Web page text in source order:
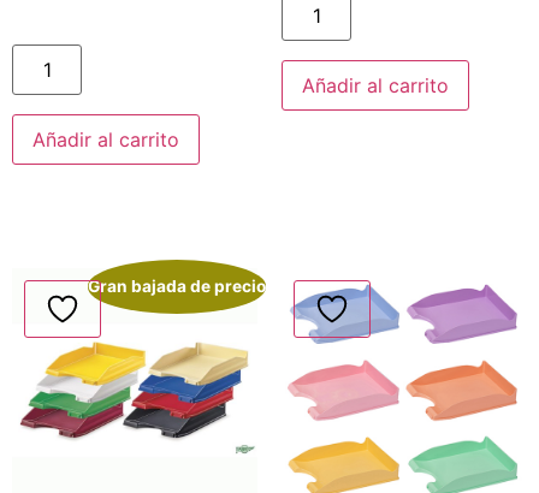
Añadir al carrito
Añadir al carrito
Gran bajada de precio